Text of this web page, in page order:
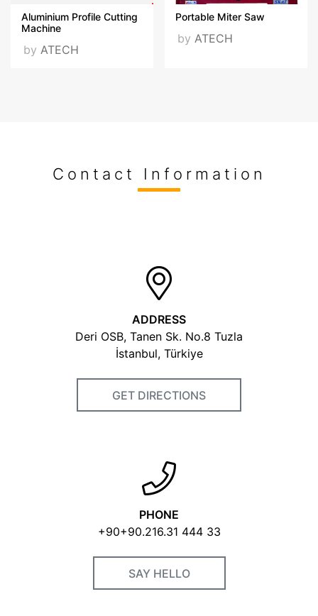
VISIT OUR WEBSITE
Aluminium Profile Cutting
Machine
by ATECH
Portable Miter Saw
by ATECH
Contact Information
ADDRESS
Deri OSB, Tanen Sk. No.8 Tuzla
İstanbul, Türkiye
GET DIRECTIONS
PHONE
+90+90.216.31 444 33
SAY HELLO